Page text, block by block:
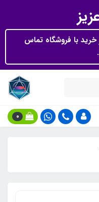
با فروشگاه تماس
0